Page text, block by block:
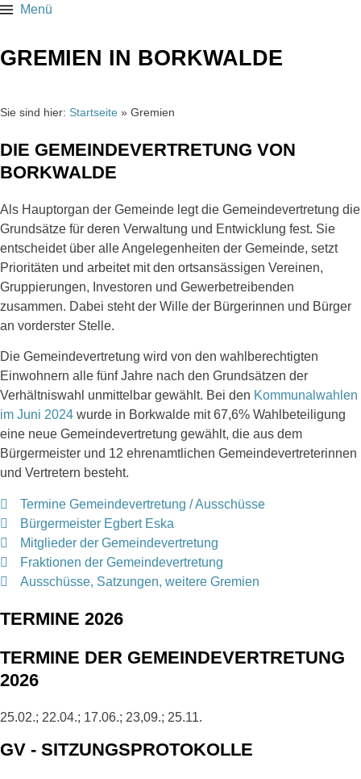
Zum
springen
Menü
GREMIEN IN BORKWALDE
Sie sind hier: Startseite » Gremien
DIE GEMEINDEVERTRETUNG VON
BORKWALDE
Als Hauptorgan der Gemeinde legt die Gemeindevertretung die
Grundsätze für deren Verwaltung und Entwicklung fest. Sie
entscheidet über alle Angelegenheiten der Gemeinde, setzt
Prioritäten und arbeitet mit den ortsansässigen Vereinen,
Gruppierungen, Investoren und Gewerbetreibenden
zusammen. Dabei steht der Wille der Bürgerinnen und Bürger
an vorderster Stelle.
Die Gemeindevertretung wird von den wahlberechtigten
Einwohnern alle fünf Jahre nach den Grundsätzen der
Verhältniswahl unmittelbar gewählt. Bei den Kommunalwahlen
im Juni 2024 wurde in Borkwalde mit 67,6% Wahlbeteiligung
eine neue Gemeindevertretung gewählt, die aus dem
Bürgermeister und 12 ehrenamtlichen Gemeindevertreterinnen
und Vertretern besteht.
Termine Gemeindevertretung / Ausschüsse
Bürgermeister Egbert Eska
Mitglieder der Gemeindevertretung
Fraktionen der Gemeindevertretung
Ausschüsse, Satzungen, weitere Gremien
TERMINE 2026
TERMINE DER GEMEINDEVERTRETUNG
2026
25.02.; 22.04.; 17.06.; 23,09.; 25.11.
GV - SITZUNGSPROTOKOLLE